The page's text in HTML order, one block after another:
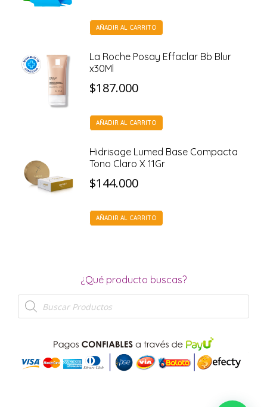
AÑADIR AL CARRITO
La Roche Posay Effaclar Bb Blur
x30Ml
$187.000
AÑADIR AL CARRITO
Hidrisage Lumed Base Compacta
Tono Claro X 11Gr
$144.000
AÑADIR AL CARRITO
¿Qué producto buscas?
Búsqueda
de
productos